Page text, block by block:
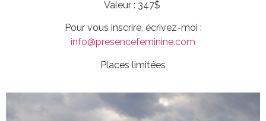
Valeur : 347$
Pour vous inscrire, écrivez-moi :
info@presencefeminine.com
Places limitées